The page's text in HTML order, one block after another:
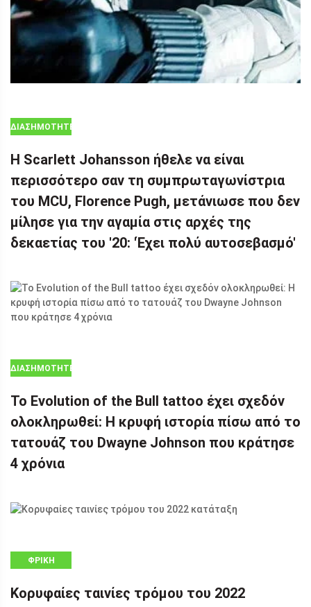
ΔΙΑΣΗΜΌΤΗΤΕΣ
Η Scarlett Johansson ήθελε να είναι
περισσότερο σαν τη συμπρωταγωνίστρια
του MCU, Florence Pugh, μετάνιωσε που δεν
μίλησε για την αγαμία στις αρχές της
δεκαετίας του '20: 'Έχει πολύ αυτοσεβασμό'
ΔΙΑΣΗΜΌΤΗΤΕΣ
Το Evolution of the Bull tattoo έχει σχεδόν
ολοκληρωθεί: Η κρυφή ιστορία πίσω από το
τατουάζ του Dwayne Johnson που κράτησε
4 χρόνια
ΦΡΊΚΗ
Κορυφαίες ταινίες τρόμου του 2022